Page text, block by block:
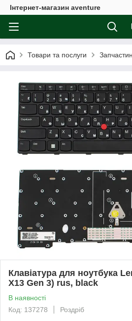
Інтернет-магазин aventure
Товари та послуги
Клавіатура для ноутбука
X13 Gen 3) rus, black
В наявності
Код: 137278
Роздріб